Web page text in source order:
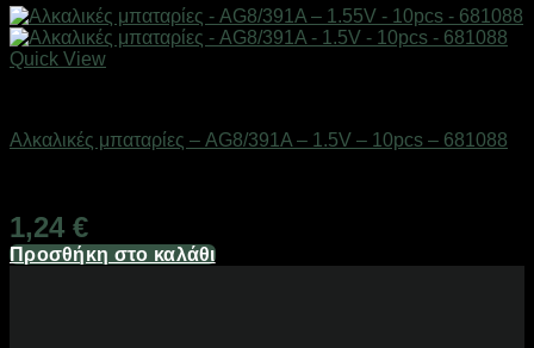
Quick View
Αλκαλικές μπαταρίες – AG8/391A – 1.5V – 10pcs – 681088
1,24 €
Προσθήκη στο καλάθι